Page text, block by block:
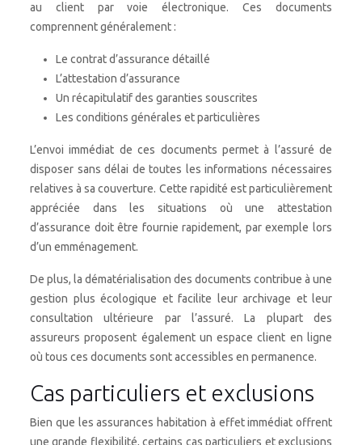
au client par voie électronique. Ces documents
comprennent généralement :
Le contrat d’assurance détaillé
L’attestation d’assurance
Un récapitulatif des garanties souscrites
Les conditions générales et particulières
L’envoi immédiat de ces documents permet à l’assuré de
disposer sans délai de toutes les informations nécessaires
relatives à sa couverture. Cette rapidité est particulièrement
appréciée dans les situations où une attestation
d’assurance doit être fournie rapidement, par exemple lors
d’un emménagement.
De plus, la dématérialisation des documents contribue à une
gestion plus écologique et facilite leur archivage et leur
consultation ultérieure par l’assuré. La plupart des
assureurs proposent également un espace client en ligne
où tous ces documents sont accessibles en permanence.
Cas particuliers et exclusions
Bien que les assurances habitation à effet immédiat offrent
une grande flexibilité, certains cas particuliers et exclusions